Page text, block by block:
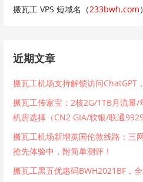
搬瓦工 VPS 短域名（233bwh.com
近期文章
搬瓦工机场支持解锁访问ChatGPT
搬瓦工传家宝：2核2G/1TB月流量
机房选择（CN2 GIA/软银/联通9929
搬瓦工机场新增英国伦敦线路：三
抢先体验中，附简单测评！
搬瓦工黑五优惠码BWH2021BF，